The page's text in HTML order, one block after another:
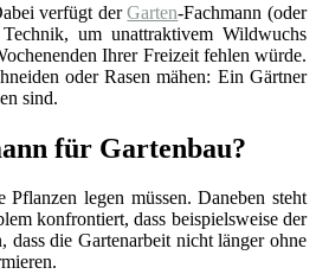
verfügt derGarten-Fachmann (oder
um unattraktivem Wildwuchs
Ihrer Freizeit fehlen würde.
oder Rasen mähen: Ein Gärtner
sind.
für Gartenbau?
legen müssen. Daneben steht
konfrontiert, dass beispielsweise der
die Gartenarbeit nicht länger ohne